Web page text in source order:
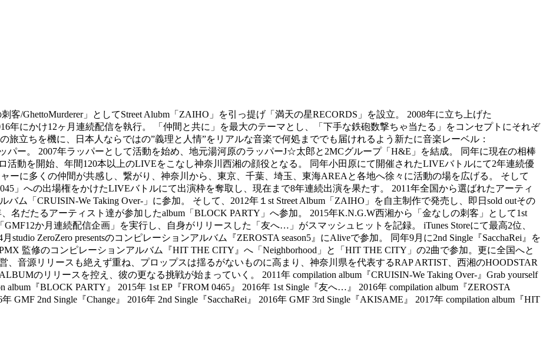
客/GhettoMurderer」としてStreet Alubm「ZAIHO」を引っ提げ「満天の星RECORDS」を設立。 2008年に立ち上げた
年にかけ12ヶ月連続配信を執行。 「仲間と共に」を最大のテーマとし、「下手な鉄砲数撃ちゃ当たる」をコンセプトにそれぞ
旅立ちを機に、日本人ならではの”義理と人情”をリアルな音楽で何処まででも届けれるよう新たに音楽レーベル：
ッパー。 2007年ラッパーとして活動を始め、地元湯河原のラッパーJ☆太郎と2MCグループ「H&E」を結成。 同年に現在の相棒
活動を開始、年間120本以上のLIVEをこなし神奈川西湘の顔役となる。 同年小田原にて開催されたLIVEバトルにて2年連続優
ーに多くの仲間が共感し、繋がり、神奈川から、東京、千葉、埼玉、東海AREAと各地へ徐々に活動の場を広げる。 そして
」への出場権をかけたLIVEバトルにて出演枠を奪取し、現在まで8年連続出演を果たす。 2011年全国から選ばれたアーティ
ム「CRUISIN-We Taking Over-」に参加。 そして、2012年１st Street Album「ZAIHO」を自主制作で発売し、即日sold outその
名だたるアーティスト達が参加したalbum「BLOCK PARTY」へ参加。 2015年K.N.G.W西湘から「金なしの刺客」として1st
か月連続配信企画」を実行し、自身がリリースした「友へ…」がスマッシュヒットを記録。 iTunes Storeにて最高2位、
ZeroZero presentsのコンピレーションアルバム『ZEROSTA season5』にAliveで参加。 同年9月に2nd Single『SacchaRei』を
監修のコンピレーションアルバム『HIT THE CITY』へ「Neighborhood」と「HIT THE CITY」の2曲で参加。更に全国へと
、音源リリースも絶えず重ね、プロップスは揺るがないものに高まり、神奈川県を代表するRAP ARTIST、西湘のHOODSTAR
のリリースを控え、彼の更なる挑戦が始まっていく。 2011年 compilation album『CRUISIN-We Taking Over-』Grab yourself
album『BLOCK PARTY』 2015年 1st EP『FROM 0465』 2016年 1st Single『友へ…』 2016年 compilation album『ZEROSTA
GMF 2nd Single『Change』 2016年 2nd Single『SacchaRei』 2016年 GMF 3rd Single『AKISAME』 2017年 compilation album『HIT